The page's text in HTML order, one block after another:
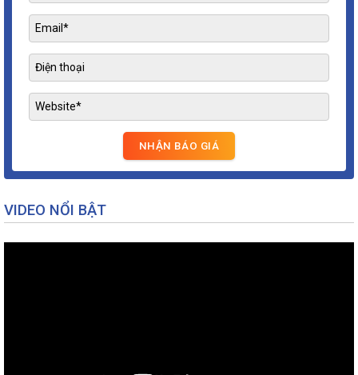
VIDEO NỔI BẬT